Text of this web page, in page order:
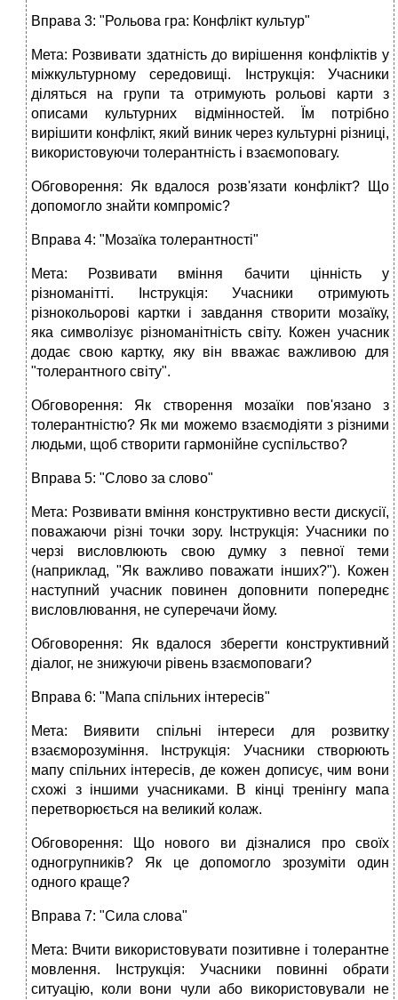
Вправа 3: "Рольова гра: Конфлікт культур"
Мета: Розвивати здатність до вирішення конфліктів у
міжкультурному середовищі. Інструкція: Учасники
діляться на групи та отримують рольові карти з
описами культурних відмінностей. Їм потрібно
вирішити конфлікт, який виник через культурні різниці,
використовуючи толерантність і взаємоповагу.
Обговорення: Як вдалося розв'язати конфлікт? Що
допомогло знайти компроміс?
Вправа 4: "Мозаїка толерантності"
Мета: Розвивати вміння бачити цінність у
різноманітті. Інструкція: Учасники отримують
різнокольорові картки і завдання створити мозаїку,
яка символізує різноманітність світу. Кожен учасник
додає свою картку, яку він вважає важливою для
"толерантного світу".
Обговорення: Як створення мозаїки пов'язано з
толерантністю? Як ми можемо взаємодіяти з різними
людьми, щоб створити гармонійне суспільство?
Вправа 5: "Слово за слово"
Мета: Розвивати вміння конструктивно вести дискусії,
поважаючи різні точки зору. Інструкція: Учасники по
черзі висловлюють свою думку з певної теми
(наприклад, "Як важливо поважати інших?"). Кожен
наступний учасник повинен доповнити попереднє
висловлювання, не суперечачи йому.
Обговорення: Як вдалося зберегти конструктивний
діалог, не знижуючи рівень взаємоповаги?
Вправа 6: "Мапа спільних інтересів"
Мета: Виявити спільні інтереси для розвитку
взаєморозуміння. Інструкція: Учасники створюють
мапу спільних інтересів, де кожен дописує, чим вони
схожі з іншими учасниками. В кінці тренінгу мапа
перетворюється на великий колаж.
Обговорення: Що нового ви дізналися про своїх
одногрупників? Як це допомогло зрозуміти один
одного краще?
Вправа 7: "Сила слова"
Мета: Вчити використовувати позитивне і толерантне
мовлення. Інструкція: Учасники повинні обрати
ситуацію, коли вони чули або використовували не